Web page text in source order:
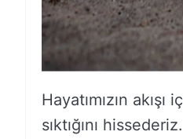
Hayatımızın akışı
sıktığını